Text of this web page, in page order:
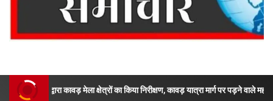
कावड़ मेला क्षेत्रों का किया निरीक्षण, कावड़ यात्रा मार्ग पर पड़ने वाले महत्वपूर्ण